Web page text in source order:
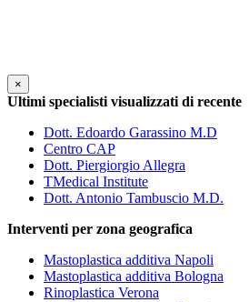
×
Ultimi specialisti visualizzati di recente
Dott. Edoardo Garassino M.D
Centro CAP
Dott. Piergiorgio Allegra
TMedical Institute
Dott. Antonio Tambuscio M.D.
Interventi per zona geografica
Mastoplastica additiva Napoli
Mastoplastica additiva Bologna
Rinoplastica Verona